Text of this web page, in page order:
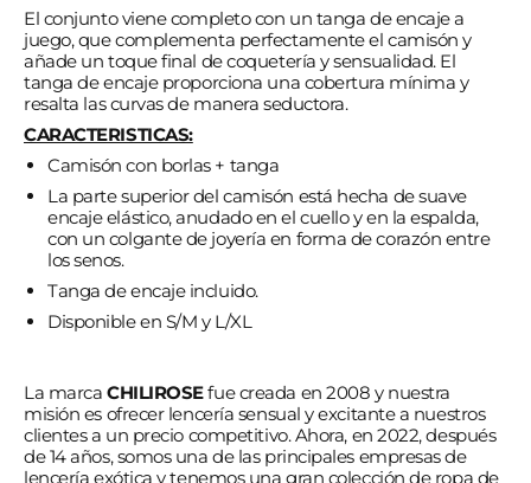
El conjunto viene completo con un tanga de encaje a
juego, que complementa perfectamente el camisón y
añade un toque final de coquetería y sensualidad. El
tanga de encaje proporciona una cobertura mínima y
resalta las curvas de manera seductora.
CARACTERISTICAS:
Camisón con borlas + tanga
La parte superior del camisón está hecha de suave
encaje elástico, anudado en el cuello y en la espalda,
con un colgante de joyería en forma de corazón entre
los senos.
Tanga de encaje incluido.
Disponible en S/M y L/XL
La marca CHILIROSEfue creada en 2008 y nuestra
misión es ofrecer lencería sensual y excitante a nuestros
clientes a un precio competitivo. Ahora, en 2022, después
de 14 años, somos una de las principales empresas de
lencería exótica y tenemos una gran colección de ropa de